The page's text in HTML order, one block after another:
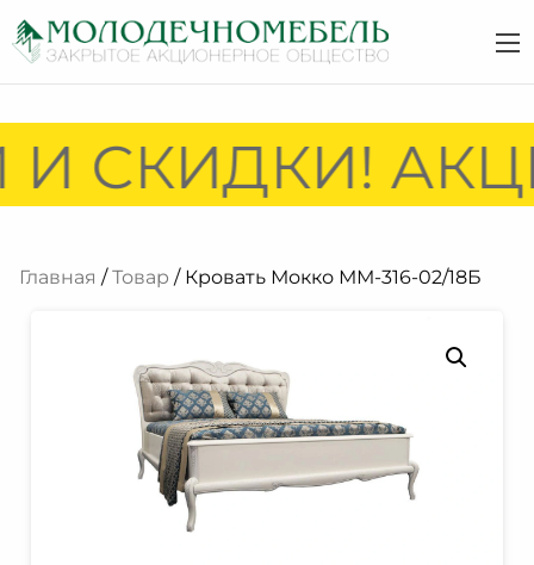
СКИДКИ!
Главная /Товар / Кровать Мокко ММ-316-02/18Б